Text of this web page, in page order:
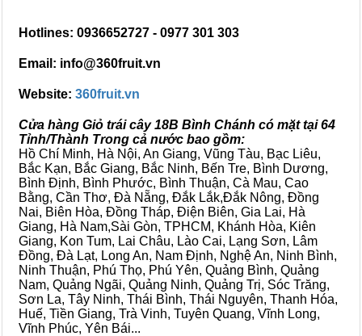
Hotlines: 0936652727 - 0977 301 303
Email: info@360fruit.vn
Website: 360fruit.vn
Cửa hàng Giỏ trái cây 18B Bình Chánh có mặt tại 64
Tỉnh/Thành Trong cả nước bao gồm:
Hồ Chí Minh, Hà Nội, An Giang, Vũng Tàu, Bạc Liêu,
Bắc Kạn, Bắc Giang, Bắc Ninh, Bến Tre, Bình Dương,
Bình Định, Bình Phước, Bình Thuận, Cà Mau, Cao
Bằng, Cần Thơ, Đà Nẵng, Đắk Lắk,Đắk Nông, Đồng
Nai, Biên Hòa, Đồng Tháp, Điện Biên, Gia Lai, Hà
Giang, Hà Nam,Sài Gòn, TPHCM, Khánh Hòa, Kiên
Giang, Kon Tum, Lai Châu, Lào Cai, Lạng Sơn, Lâm
Đồng, Đà Lạt, Long An, Nam Định, Nghệ An, Ninh Bình,
Ninh Thuận, Phú Thọ, Phú Yên, Quảng Bình, Quảng
Nam, Quảng Ngãi, Quảng Ninh, Quảng Trị, Sóc Trăng,
Sơn La, Tây Ninh, Thái Bình, Thái Nguyên, Thanh Hóa,
Huế, Tiền Giang, Trà Vinh, Tuyên Quang, Vĩnh Long,
Vĩnh Phúc, Yên Bái...